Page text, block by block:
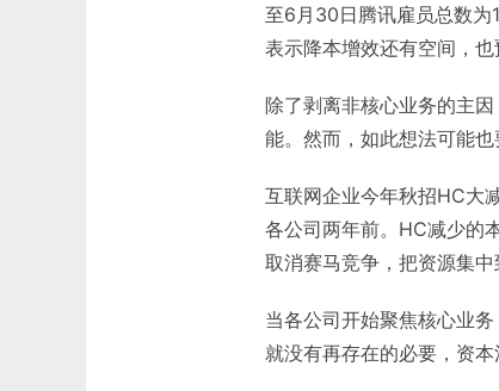
至6月30日腾讯雇员总数为
表示降本增效还有空间，也
除了剥离非核心业务的主
能。然而，如此想法可能也
互联网企业今年秋招HC大
各公司两年前。HC减少的
取消赛马竞争，把资源集中
当各公司开始聚焦核心业
就没有再存在的必要，资